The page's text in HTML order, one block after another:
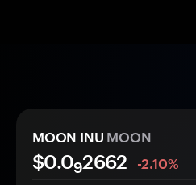
MOON INU MOON
$0.092662
-2.10%